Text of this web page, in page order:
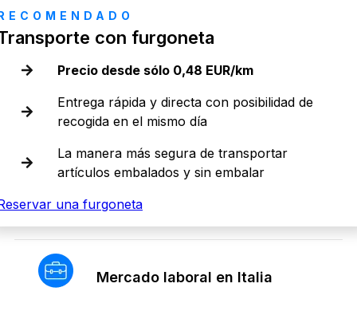
con furgoneta
Precio desde sólo 0,48 EUR/km
Entrega rápida y directa con posibilidad de
recogida en el mismo día
La manera más segura de transportar
artículos embalados y sin embalar
una furgoneta
Mercado laboral en Italia